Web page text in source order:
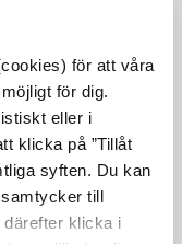
för att våra
för dig.
eller i
klicka på ”Tillåt
syften. Du kan
till
klicka i
2021.
(länk till
till